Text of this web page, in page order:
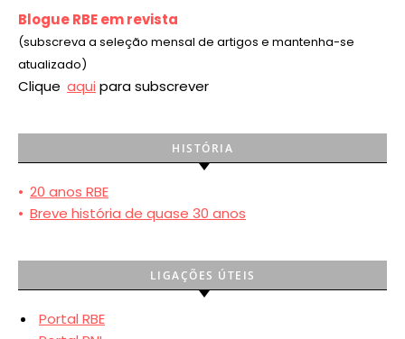
Blogue RBE em revista
(subscreva a seleção mensal de artigos e mantenha-se
atualizado)
Clique aqui para subscrever
HISTÓRIA
• 20 anos RBE
• Breve história de quase 30 anos
LIGAÇÕES ÚTEIS
Portal RBE